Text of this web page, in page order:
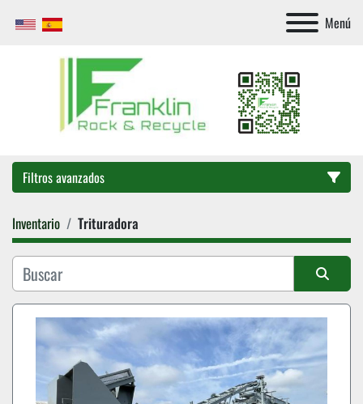
Menú
Filtros avanzados
Categoría
Inventario Trituradora
Ordenar por